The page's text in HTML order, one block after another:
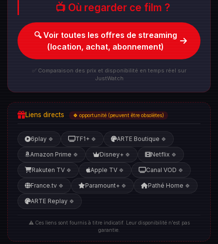
📺 Où regarder ce film ?
🔍 Voir toutes les offres de streaming
(location, achat, abonnement)
✅ Comparaison des prix et disponibilité en temps réel sur
JustWatch
Liens directs 🍀 opportunité (peuvent être obsolètes)
6play 🍀 TF1+ 🍀 ARTE Boutique 🍀
Amazon Prime 🍀 Disney+ 🍀 Netflix 🍀
Rakuten TV 🍀 Apple TV 🍀 Canal VOD 🍀
France.tv 🍀 Paramount+ 🍀 Pathé Home 🍀
ARTE Replay 🍀
⚠️ Ces liens sont fournis à titre indicatif. Leur disponibilité n'est pas
garantie.